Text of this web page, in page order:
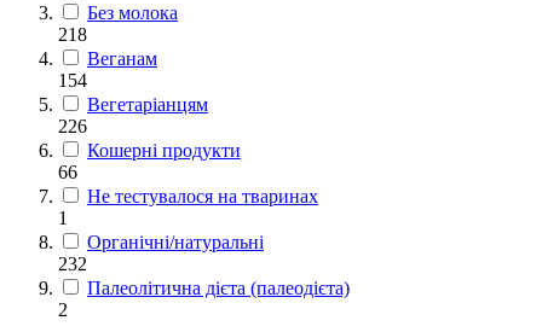
Без молока
218
Веганам
154
Вегетаріанцям
226
Кошерні продукти
66
Не тестувалося на тваринах
1
Органічні/натуральні
232
Палеолітична дієта (палеодієта)
2